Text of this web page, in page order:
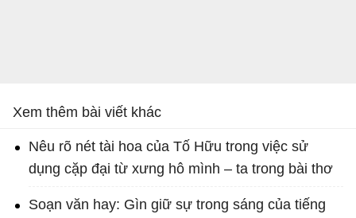
Xem thêm bài viết khác
Nêu rõ nét tài hoa của Tố Hữu trong việc sử
dụng cặp đại từ xưng hô mình – ta trong bài thơ
Soạn văn hay: Gìn giữ sự trong sáng của tiếng